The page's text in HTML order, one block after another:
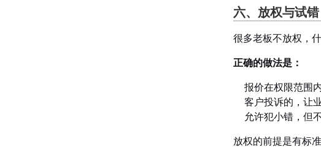
六、放权与试
很多老板不放权，
正确的做法是：
报价在权限范围
客户投诉的，让
允许犯小错，但
放权的前提是有标